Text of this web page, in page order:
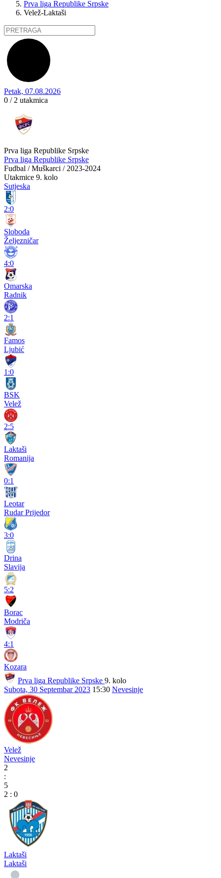
Prva liga Republike Srpske
Velež-Laktaši
Petak, 07.08.2026
0 / 2 utakmica
Prva liga Republike Srpske
Prva liga Republike Srpske
Fudbal / Muškarci / 2023-2024
Utakmice 9. kolo
Sutjeska
2:0
Sloboda
Željezničar
4:0
Omarska
Radnik
2:1
Famos
Ljubić
1:0
BSK
Velež
2:5
Laktaši
Romanija
0:1
Leotar
Rudar Prijedor
3:0
Drina
Slavija
5:2
Borac
Modriča
4:1
Kozara
Prva liga Republike Srpske 9. kolo
Subota, 30 Septembar 2023 15:30 Nevesinje
Velež
Nevesinje
2
:
5
2 : 0
Laktaši
Laktaši